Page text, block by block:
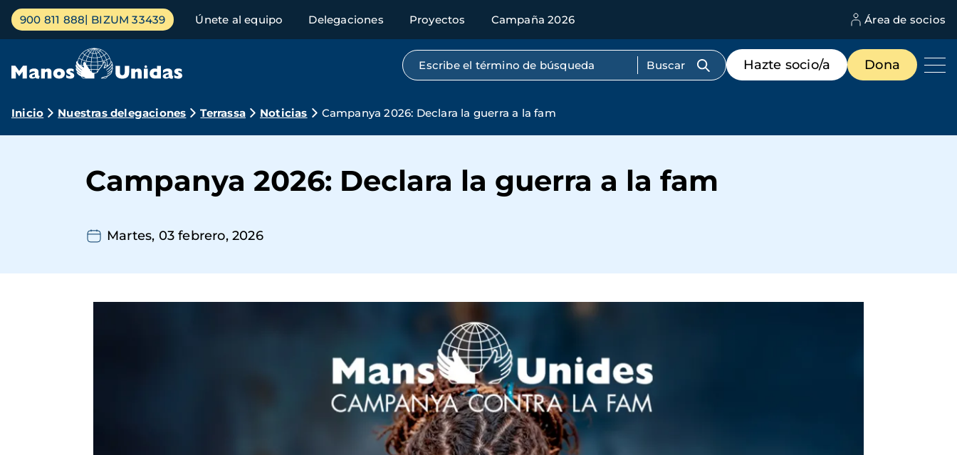
Pasar
contenido
Menú
principal
900 811 888 BIZUM 33439 Únete al equipo Delegaciones Proyectos Campaña 2026 Área de socios
Búsqueda por texto completo
Menú
de
destacados
Hazte socio/a Dona
Ruta
navegación
Inicio Nuestras delegaciones Terrassa Noticias Campanya 2026: Declara la guerra a la fam
Campanya 2026: Declara la guerra a la fam
Martes, 03 febrero, 2026